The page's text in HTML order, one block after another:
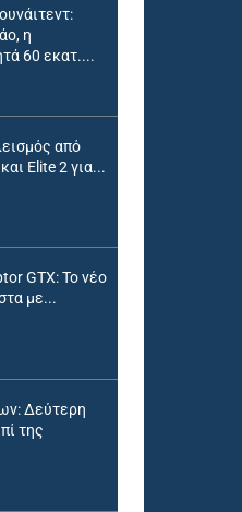
η
60 εκατ....
από
Elite 2 για...
GTX: Το νέο
με...
Δεύτερη
της